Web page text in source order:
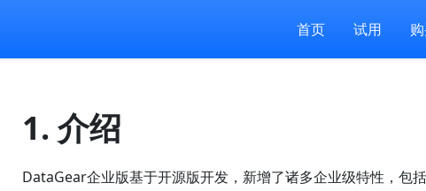
首页 试用
1. 介绍
DataGear企业版基于开源版开发，新增了诸多企业级特性，包